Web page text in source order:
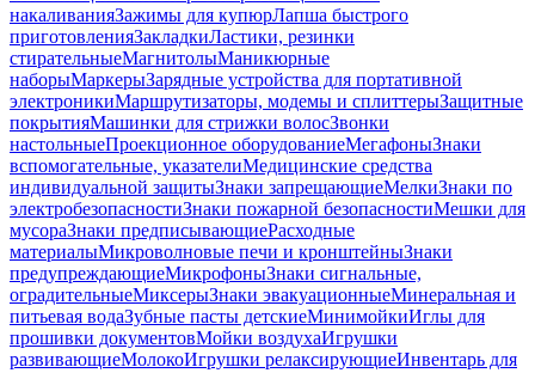
накаливанияЗажимы для купюрЛапша быстрого
приготовленияЗакладкиЛастики, резинки
стирательныеМагнитолыМаникюрные
наборыМаркерыЗарядные устройства для портативной
электроникиМаршрутизаторы, модемы и сплиттерыЗащитные
покрытияМашинки для стрижки волосЗвонки
настольныеПроекционное оборудованиеМегафоныЗнаки
вспомогательные, указателиМедицинские средства
индивидуальной защитыЗнаки запрещающиеМелкиЗнаки по
электробезопасностиЗнаки пожарной безопасностиМешки для
мусораЗнаки предписывающиеРасходные
материалыМикроволновые печи и кронштейныЗнаки
предупреждающиеМикрофоныЗнаки сигнальные,
оградительныеМиксерыЗнаки эвакуационныеМинеральная и
питьевая водаЗубные пасты детскиеМинимойкиИглы для
прошивки документовМойки воздухаИгрушки
развивающиеМолокоИгрушки релаксирующиеИнвентарь для